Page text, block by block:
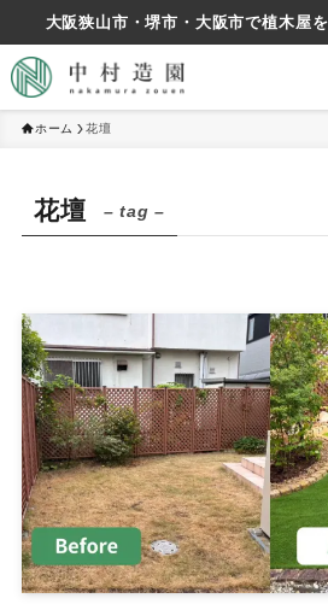
大阪狭山市・堺市・大阪市で植木屋
ホーム 花壇
花壇 – tag –